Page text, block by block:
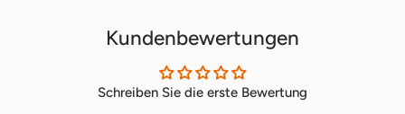
Kundenbewertungen
Schreiben Sie die erste Bewertung